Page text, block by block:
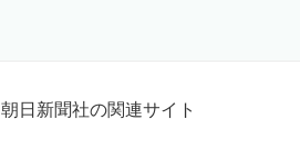
朝日新聞社の関連サイト